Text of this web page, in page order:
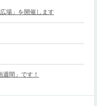
場」を開催します
間」です！